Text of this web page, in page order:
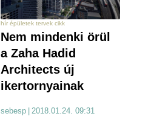
hír épületek tervek cikk
Nem mindenki örül
a Zaha Hadid
Architects új
ikertornyainak
sebesp 2018.01.24. 09:31